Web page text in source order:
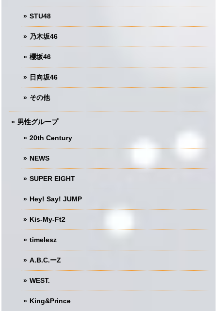
STU48
乃木坂46
櫻坂46
日向坂46
その他
男性グループ
20th Century
NEWS
SUPER EIGHT
Hey! Say! JUMP
Kis-My-Ft2
timelesz
A.B.C.ーZ
WEST.
King&Prince